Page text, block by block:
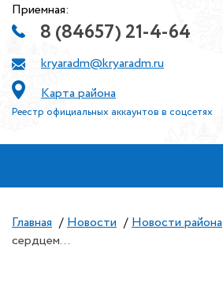
Приемная:
8 (84657) 21-4-64
kryaradm@kryaradm.ru
Карта района
Реестр официальных аккаунтов в соцсетях
Главная / Новости / Новости района
сердцем…